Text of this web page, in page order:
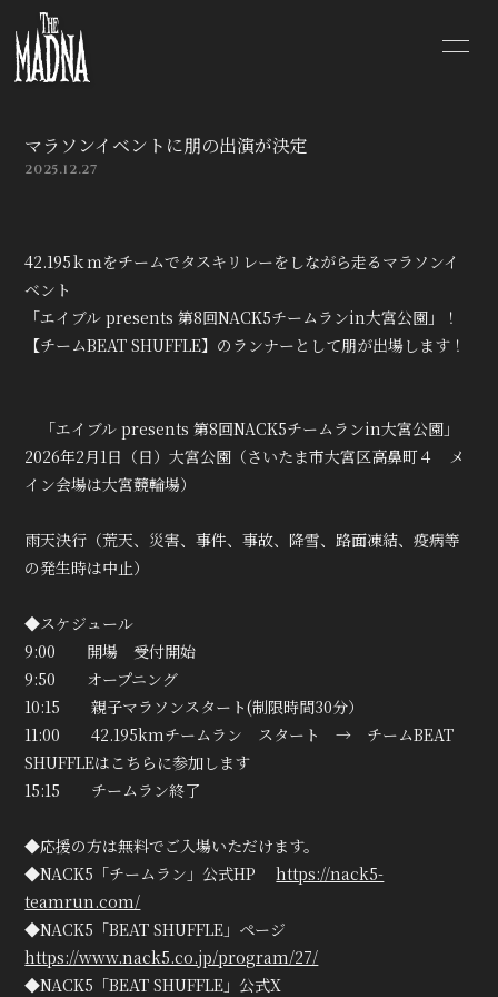
SCHEDULE
SHOP
MOVIE
RADIO
CONTACT
会員登録
マラソンイベントに朋の出演が決定
2025.12.27
42.195ｋｍをチームでタスキリレーをしながら走るマラソンイ
ベント
「エイブル presents 第8回NACK5チームランin大宮公園」！
【チームBEAT SHUFFLE】のランナーとして朋が出場します！
「エイブル presents 第8回NACK5チームランin大宮公園」
2026年2月1日（日）大宮公園（さいたま市大宮区高鼻町４ メ
イン会場は大宮競輪場）
雨天決行（荒天、災害、事件、事故、降雪、路面凍結、疫病等
の発生時は中止）
◆スケジュール
9:00 開場 受付開始
9:50 オープニング
10:15 親子マラソンスタート(制限時間30分）
11:00 42.195kmチームラン スタート → チームBEAT
SHUFFLEはこちらに参加します
15:15 チームラン終了
◆応援の方は無料でご入場いただけます。
◆NACK5「チームラン」公式HPhttps://nack5-
teamrun.com/
◆NACK5「BEAT SHUFFLE」ページ
https://www.nack5.co.jp/program/27/
◆NACK5「BEAT SHUFFLE」公式X